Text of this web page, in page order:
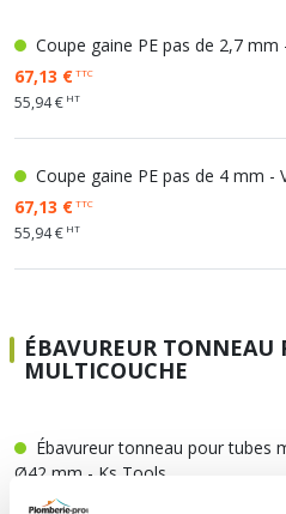
Coupe gaine PE pas de 2,7 mm
67,13 €TTC
55,94 € HT
Coupe gaine PE pas de 4 mm -
67,13 €TTC
55,94 € HT
ÉBAVUREUR TONNEAU
MULTICOUCHE
Ébavureur tonneau pour tubes
Ø42 mm - Ks Tools
7,07 €